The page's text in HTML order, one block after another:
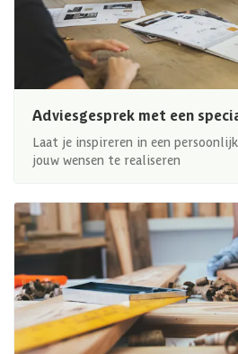
Adviesgesprek met een
Laat je inspireren in een
jouw wensen te realiseren